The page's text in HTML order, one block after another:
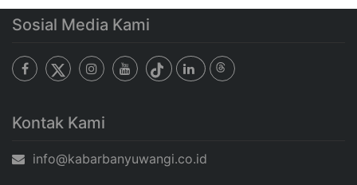
Sosial Media Kami
Kontak Kami
info@kabarbanyuwangi.co.id